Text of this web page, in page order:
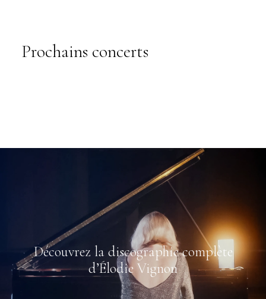
Prochains concerts
Découvrez la discographie complète
d’Élodie Vignon